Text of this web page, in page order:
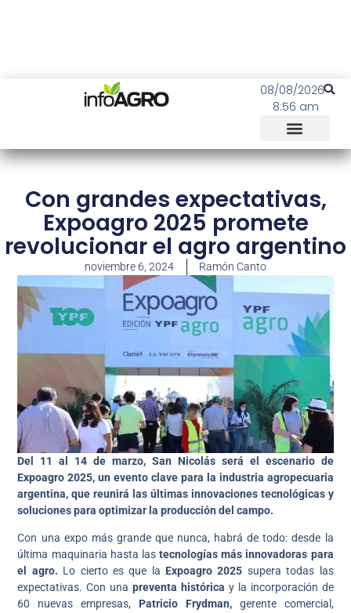
08/08/2026
8:56 am
Con grandes expectativas,
Expoagro 2025 promete
revolucionar el agro argentino
noviembre 6, 2024 Ramón Canto
Del 11 al 14 de marzo, San Nicolás será el escenario de
Expoagro 2025, un evento clave para la industria agropecuaria
argentina, que reunirá las últimas innovaciones tecnológicas y
soluciones para optimizar la producción del campo.
Con una expo más grande que nunca, habrá de todo: desde la
última maquinaria hasta lastecnologías más innovadoras para
el agro. Lo cierto es que la Expoagro 2025 supera todas las
expectativas. Con unapreventa histórica y la incorporación de
60 nuevas empresas, Patricio Frydman,gerente comercial,